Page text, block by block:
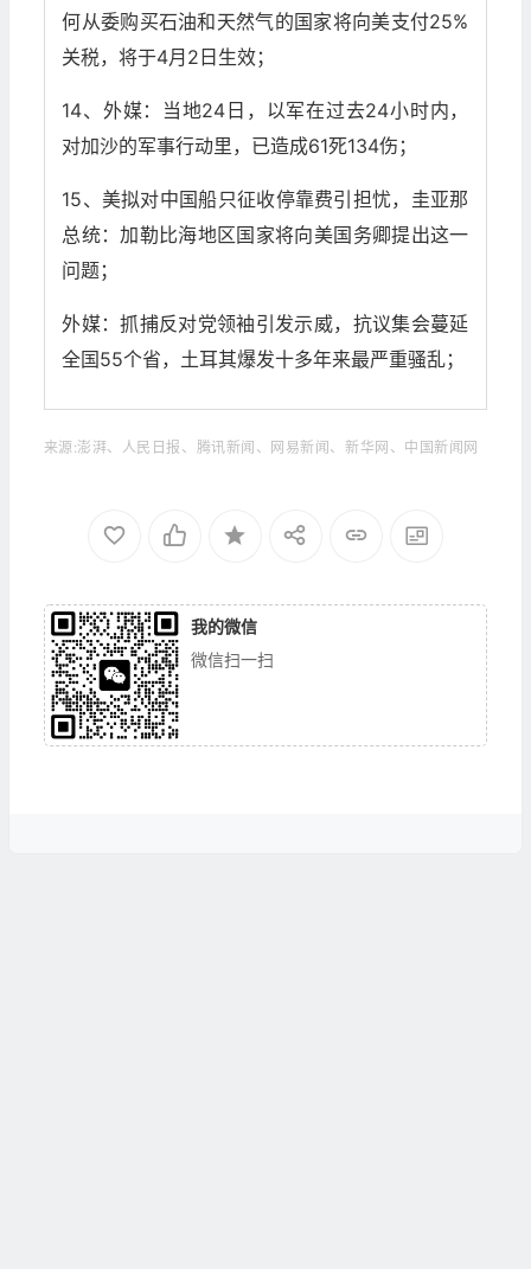
何从委购买石油和天然气的国家将向美支付25%
关税，将于4月2日生效；
14、外媒：当地24日，以军在过去24小时内，
对加沙的军事行动里，已造成61死134伤；
15、美拟对中国船只征收停靠费引担忧，圭亚那
总统：加勒比海地区国家将向美国务卿提出这一
问题；
外媒：抓捕反对党领袖引发示威，抗议集会蔓延
全国55个省，土耳其爆发十多年来最严重骚乱；
来源:澎湃、人民日报、腾讯新闻、网易新闻、新华网、中国新闻网
我的微信
微信扫一扫